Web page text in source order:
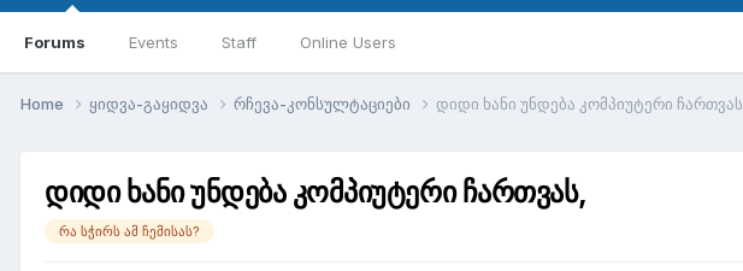
Forums Events Staff Online Users
Home ყიდვა-გაყიდვა რჩევა-კონსულტაციები დიდი ხანი უნდება კომპიუტერი ჩართვას,
დიდი ხანი უნდება კომპიუტერი ჩართვას,
რა სჭირს ამ ჩემისას?